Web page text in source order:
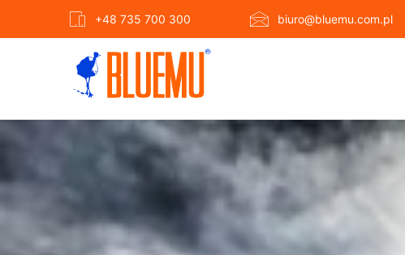
+48 735 700 300 biuro@bluemu.com.pl